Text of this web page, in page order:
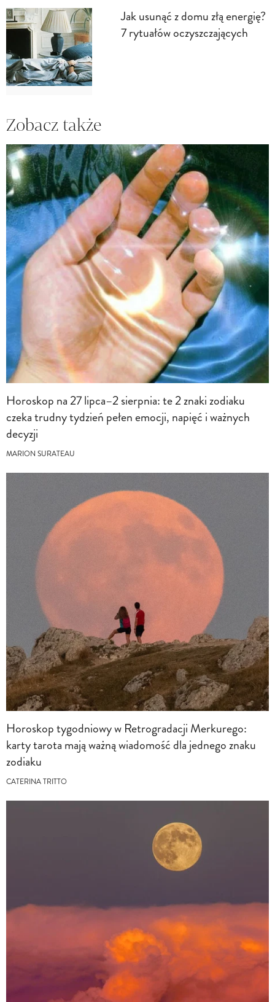
Jak usunąć z domu złą energię?
7 rytuałów oczyszczających
Zobacz także
Horoskop na 27 lipca–2 sierpnia: te 2 znaki zodiaku
czeka trudny tydzień pełen emocji, napięć i ważnych
decyzji
MARION SURATEAU
Horoskop tygodniowy w Retrogradacji Merkurego:
karty tarota mają ważną wiadomość dla jednego znaku
zodiaku
CATERINA TRITTO